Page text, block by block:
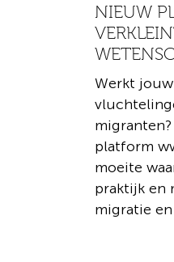
NIEUW
Werkt
platform
moeite
praktijk en
migratie